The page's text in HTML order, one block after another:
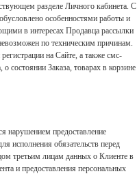
разделе Личного кабинета. С
особенностями работы и
в интересах Продавца рассылки
по техническим причинам.
на Сайте, а также смс-
состоянии Заказа, товарах в корзине
нарушением предоставление
исполнения обязательств перед
третьим лицам данных о Клиенте в
и предоставления персональных